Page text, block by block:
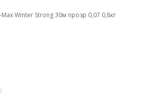
Winter Strong 30м прозр 0,07 0,8кг